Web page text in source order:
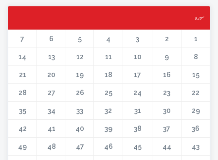
سورہ
1
2
3
4
5
6
7
8
9
10
11
12
13
14
15
16
17
18
19
20
21
22
23
24
25
26
27
28
29
30
31
32
33
34
35
36
37
38
39
40
41
42
43
44
45
46
47
48
49